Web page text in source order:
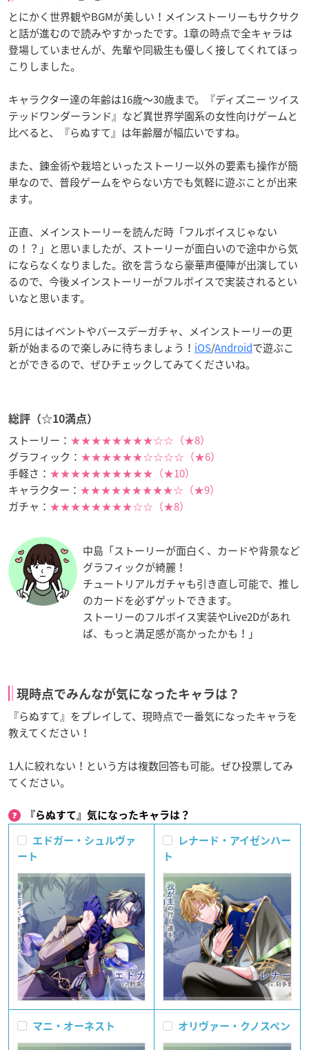
とにかく世界観やBGMが美しい！メインストーリーもサクサク
と話が進むので読みやすかったです。1章の時点で全キャラは
登場していませんが、先輩や同級生も優しく接してくれてほっ
こりしました。
キャラクター達の年齢は16歳～30歳まで。『ディズニー ツイス
テッドワンダーランド』など異世界学園系の女性向けゲームと
比べると、『らぬすて』は年齢層が幅広いですね。
また、錬金術や栽培といったストーリー以外の要素も操作が簡
単なので、普段ゲームをやらない方でも気軽に遊ぶことが出来
ます。
正直、メインストーリーを読んだ時「フルボイスじゃない
の！？」と思いましたが、ストーリーが面白いので途中から気
にならなくなりました。欲を言うなら豪華声優陣が出演してい
るので、今後メインストーリーがフルボイスで実装されるとい
いなと思います。
5月にはイベントやバースデーガチャ、メインストーリーの更
新が始まるので楽しみに待ちましょう！ iOS/Androidで遊ぶこ
とができるので、ぜひチェックしてみてくださいね。
総評（☆10満点）
ストーリー： ★★★★★★★★☆☆（★8）
グラフィック： ★★★★★★☆☆☆☆（★6）
手軽さ： ★★★★★★★★★★（★10）
キャラクター： ★★★★★★★★★☆（★9）
ガチャ： ★★★★★★★★☆☆（★8）
中島「ストーリーが面白く、カードや背景など
グラフィックが綺麗！
チュートリアルガチャも引き直し可能で、推し
のカードを必ずゲットできます。
ストーリーのフルボイス実装やLive2Dがあれ
ば、もっと満足感が高かったかも！」
現時点でみんなが気になったキャラは？
『らぬすて』をプレイして、現時点で一番気になったキャラを
教えてください！
1人に絞れない！という方は複数回答も可能。ぜひ投票してみ
てください。
『らぬすて』気になったキャラは？
エドガー・シュルヴァ
ート
レナード・アイゼンハー
ト
マニ・オーネスト オリヴァー・クノスペン